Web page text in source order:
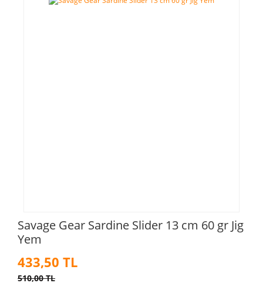
Savage Gear Sardine Slider 13 cm 60 gr Jig
Yem
433,50 TL
510,00 TL